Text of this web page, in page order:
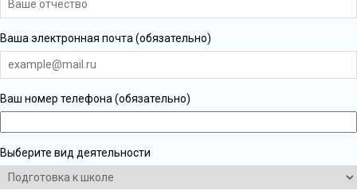
Ваша электронная почта (обязательно)
Ваш номер телефона (обязательно)
Выберите вид деятельности